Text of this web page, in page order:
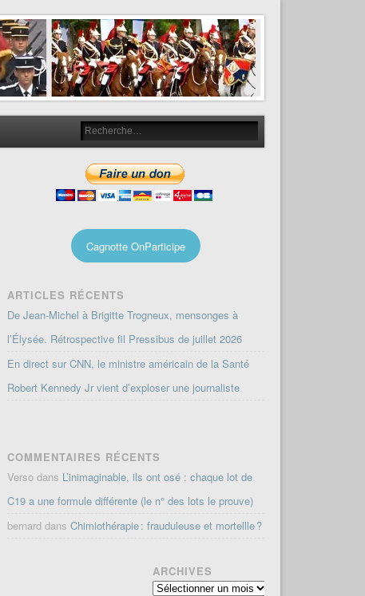
Cagnotte OnParticipe
ARTICLES RÉCENTS
De Jean-Michel à Brigitte Trogneux, mensonges à
l’Élysée. Rétrospective fil Pressibus de juillet 2026
En direct sur CNN, le ministre américain de la Santé
Robert Kennedy Jr vient d’exploser une journaliste
COMMENTAIRES RÉCENTS
Verso dans L’inimaginable, ils ont osé : chaque lot de
C19 a une formule différente (le n° des lots le prouve)
bernard dansChimiothérapie : frauduleuse et mortellle ?
ARCHIVES
Archives